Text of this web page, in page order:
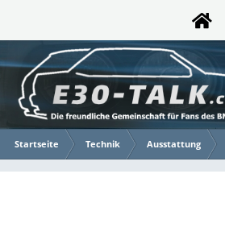
Startseite Technik Ausstattung